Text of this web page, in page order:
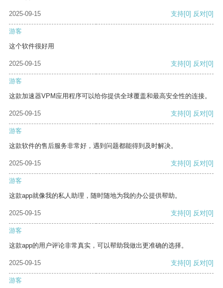
2025-09-15 支持[0] 反对[0]
游客
这个软件很好用
2025-09-15 支持[0] 反对[0]
游客
这款加速器VPM应用程序可以给你提供全球覆盖和最高安全性的连接。
2025-09-15 支持[0] 反对[0]
游客
这款软件的售后服务非常好，遇到问题都能得到及时解决。
2025-09-15 支持[0] 反对[0]
游客
这款app就像我的私人助理，随时随地为我的办公提供帮助。
2025-09-15 支持[0] 反对[0]
游客
这款app的用户评论非常真实，可以帮助我做出更准确的选择。
2025-09-15 支持[0] 反对[0]
游客